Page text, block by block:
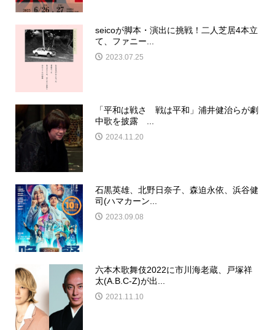
seicoが脚本・演出に挑戦！二人芝居4本立
て、ファニー...
2023.07.25
「平和は戦さ 戦は平和」浦井健治らが劇
中歌を披露 ...
2024.11.20
石黒英雄、北野日奈子、森迫永依、浜谷健
司(ハマカーン...
2023.09.08
六本木歌舞伎2022に市川海老蔵、戸塚祥
太(A.B.C-Z)が出...
2021.11.10